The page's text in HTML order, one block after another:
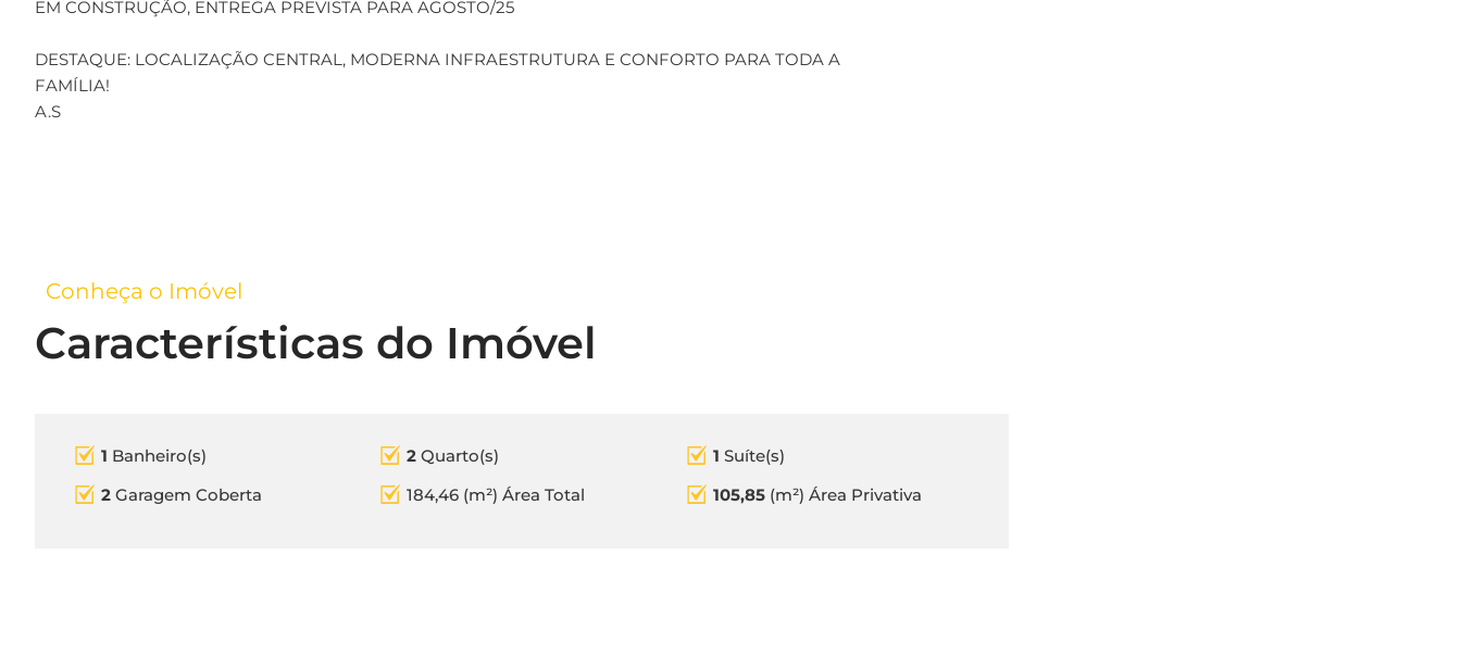
EM CONSTRUÇÃO, ENTREGA PREVISTA PARA AGOSTO/25
DESTAQUE: LOCALIZAÇÃO CENTRAL, MODERNA INFRAESTRUTURA E CONFORTO PARA TODA A
FAMÍLIA!
A.S
Conheça o Imóvel
Características do Imóvel
1 Banheiro(s) 2 Quarto(s) 1 Suíte(s)
2 Garagem Coberta 184,46 (m²) Área Total 105,85(m²) Área Privativa